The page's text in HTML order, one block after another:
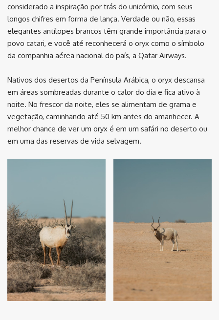
considerado a inspiração por trás do unicórnio, com seus
longos chifres em forma de lança. Verdade ou não, essas
elegantes antílopes brancos têm grande importância para o
povo catari, e você até reconhecerá o oryx como o símbolo
da companhia aérea nacional do país, a Qatar Airways.
Nativos dos desertos da Península Arábica, o oryx descansa
em áreas sombreadas durante o calor do dia e fica ativo à
noite. No frescor da noite, eles se alimentam de grama e
vegetação, caminhando até 50 km antes do amanhecer. A
melhor chance de ver um oryx é em um safári no deserto ou
em uma das reservas de vida selvagem.